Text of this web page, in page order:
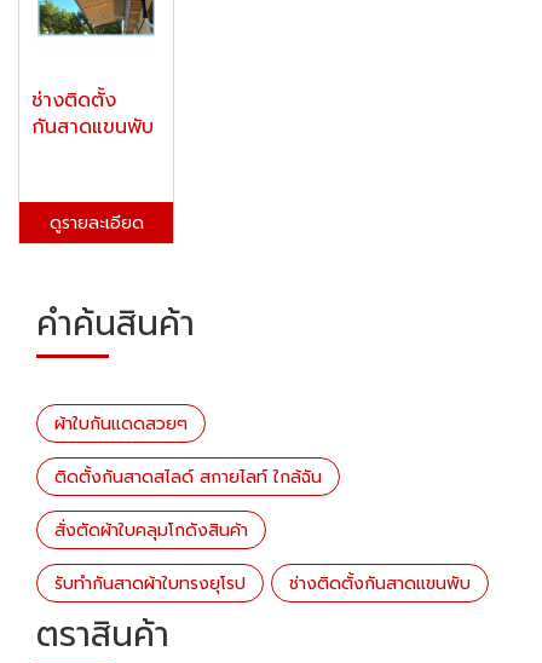
ช่างติดตั้ง
กันสาดแขนพับ
ดูรายละเอียด
คำค้นสินค้า
ผ้าใบกันแดดสวยๆ
ติดตั้งกันสาดสไลด์ สกายไลท์ ใกล้ฉัน
สั่งตัดผ้าใบคลุมโกดังสินค้า
รับทำกันสาดผ้าใบทรงยุโรป ช่างติดตั้งกันสาดแขนพับ
ตราสินค้า